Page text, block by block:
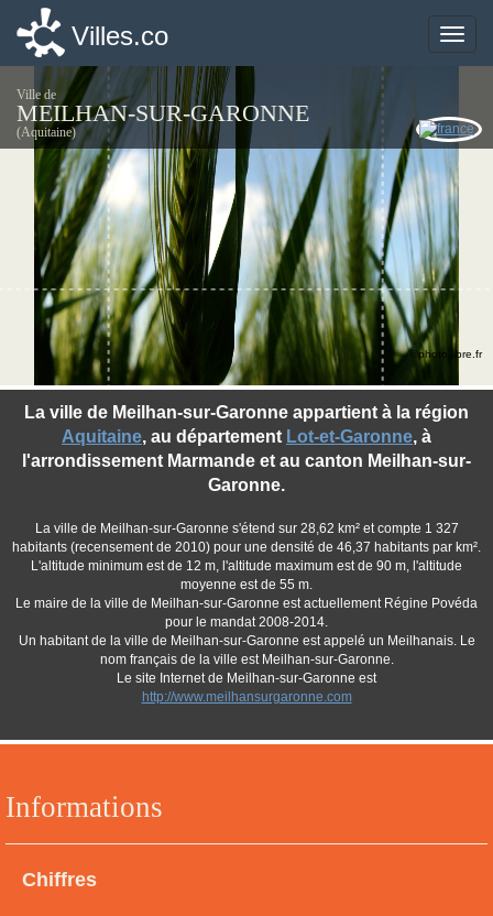
Toggle
Villes.co
Ville de
MEILHAN-SUR-GARONNE
(Aquitaine)
Informations
Chiffres
La ville de Meilhan-sur-Garonne appartient à la région
Aquitaine, au département Lot-et-Garonne, à
l'arrondissement Marmande et au canton Meilhan-sur-
Garonne.
La ville de Meilhan-sur-Garonne s'étend sur 28,62 km² et compte 1 327
habitants (recensement de 2010) pour une densité de 46,37 habitants par km².
L'altitude minimum est de 12 m, l'altitude maximum est de 90 m, l'altitude
moyenne est de 55 m.
Le maire de la ville de Meilhan-sur-Garonne est actuellement Régine Povéda
pour le mandat 2008-2014.
Un habitant de la ville de Meilhan-sur-Garonne est appelé un Meilhanais. Le
nom français de la ville est Meilhan-sur-Garonne.
Le site Internet de Meilhan-sur-Garonne est
http://www.meilhansurgaronne.com
©photo-libre.fr
Toggle
Villes.co